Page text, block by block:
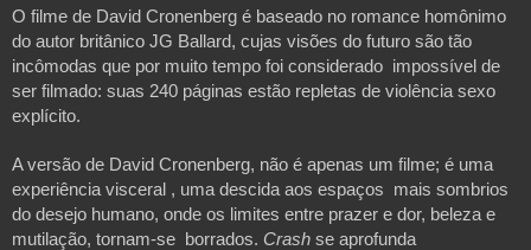
O filme de David Cronenberg é baseado no romance homônimo
do autor britânico JG Ballard, cujas visões do futuro são tão
incômodas que por muito tempo foi considerado impossível de
ser filmado: suas 240 páginas estão repletas de violência sexo
explícito.
A versão de David Cronenberg, não é apenas um filme; é uma
experiência visceral , uma descida aos espaços mais sombrios
do desejo humano, onde os limites entre prazer e dor, beleza e
mutilação, tornam-se borrados. Crash se aprofunda